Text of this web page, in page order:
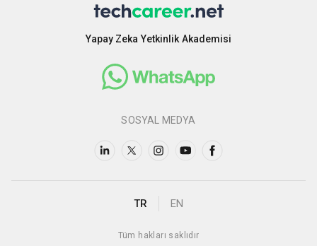
Yapay Zeka Yetkinlik Akademisi
SOSYAL MEDYA
TR EN
Tüm hakları saklıdır